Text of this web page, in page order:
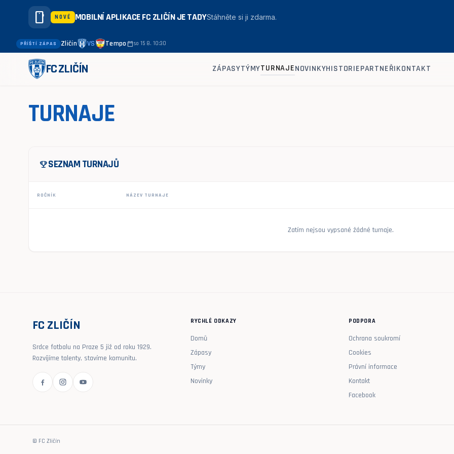
smartphone NOVÉ MOBILNÍ APLIKACE FC ZLIČÍN JE TADYStáhněte si ji zdarma.
PŘÍŠTÍ ZÁPAS Zličín VS Tempocalendar_todayso 15 8. 10:30
FC ZLIČÍN ZÁPASYTÝMYTURNAJENOVINKYHISTORIEPARTNEŘIKONTAKT
TURNAJE
emoji_eventsSEZNAM TURNAJŮ
ROČNÍK NÁZEV TURNAJE
Zatím nejsou vypsané žádné turnaje.
FC ZLIČÍN
Srdce fotbalu na Praze 5 již od roku 1929.
Rozvíjíme talenty, stavíme komunitu.
RYCHLÉ ODKAZY
Domů
Zápasy
Týmy
Novinky
PODPORA
Ochrana soukromí
Cookies
Právní informace
Kontakt
Facebook
© FC Zličín